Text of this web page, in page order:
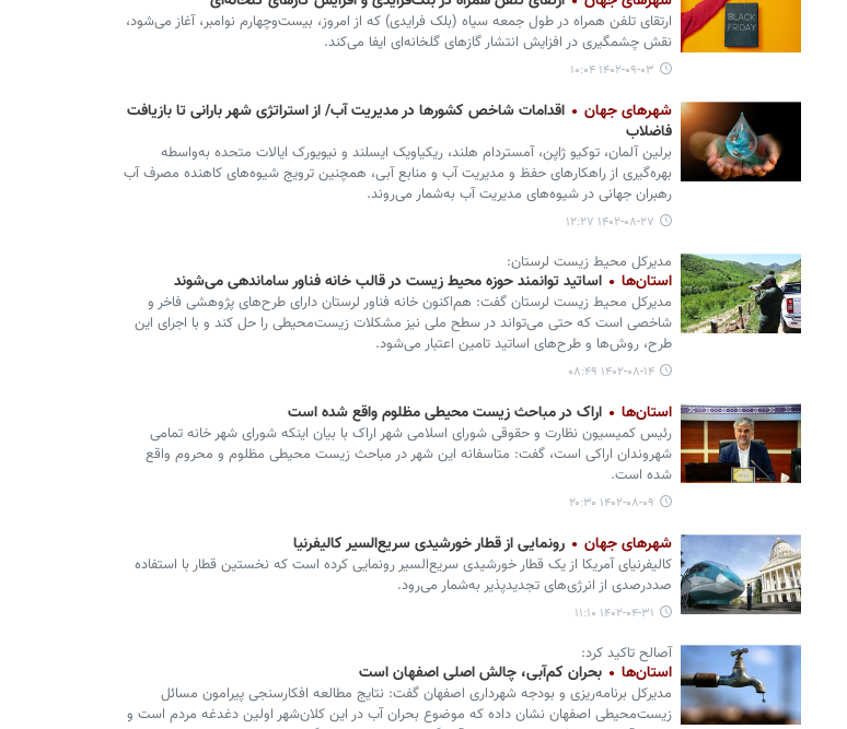
ارتقای تلفن همراه در طول جمعه سیاه (بلک فرایدی) که از امروز، بیست‌وچهارم نوامبر، آغاز می‌شود،
نقش چشمگیری در افزایش انتشار گازهای گلخانه‌ای ایفا می‌کند.
۱۴۰۲-۰۹-۰۳ ۱۰:۰۴
شهرهای جهان
اقدامات شاخص کشورها در مدیریت آب/ از استراتژی شهر بارانی تا بازیافت
فاضلاب
برلین آلمان، توکیو ژاپن، آمستردام هلند، ریکیاویک ایسلند و نیویورک ایالات متحده به‌واسطه
بهره‌گیری از راهکارهای حفظ و مدیریت آب و منابع آبی، همچنین ترویج شیوه‌های کاهنده مصرف آب
رهبران جهانی در شیوه‌های مدیریت آب به‌شمار می‌روند.
۱۴۰۲-۰۸-۲۷ ۱۲:۲۷
مدیرکل محیط زیست لرستان:
استان‌ها اساتید توانمند حوزه محیط زیست در قالب خانه فناور ساماندهی می‌شوند
مدیرکل محیط زیست لرستان گفت: هم‌اکنون خانه فناور لرستان دارای طرح‌های پژوهشی فاخر و
شاخصی است که حتی می‌تواند در سطح ملی نیز مشکلات زیست‌محیطی را حل کند و با اجرای این
طرح، روش‌ها و طرح‌های اساتید تامین اعتبار می‌شود.
۱۴۰۲-۰۸-۱۴ ۰۸:۴۹
استان‌ها اراک در مباحث زیست محیطی مظلوم واقع شده است
رئیس کمیسیون نظارت و حقوقی شورای اسلامی شهر اراک با بیان اینکه شورای شهر خانه تمامی
شهروندان اراکی است، گفت: متاسفانه این شهر در مباحث زیست محیطی مظلوم و محروم واقع
شده است.
۱۴۰۲-۰۸-۰۹ ۲۰:۳۰
شهرهای جهان رونمایی از قطار خورشیدی سریع‌السیر کالیفرنیا
کالیفرنیای آمریکا از یک قطار خورشیدی سریع‌السیر رونمایی کرده است که نخستین قطار با استفاده
صددرصدی از انرژی‌های تجدیدپذیر به‌شمار می‌رود.
۱۴۰۲-۰۴-۳۱ ۱۱:۱۰
آصالح تاکید کرد:
استان‌ها بحران کم‌آبی، چالش اصلی اصفهان است
مدیرکل برنامه‌ریزی و بودجه شهرداری اصفهان گفت: نتایج مطالعه افکارسنجی پیرامون مسائل
زیست‌محیطی اصفهان نشان داده که موضوع بحران آب در این کلان‌شهر اولین دغدغه مردم است و